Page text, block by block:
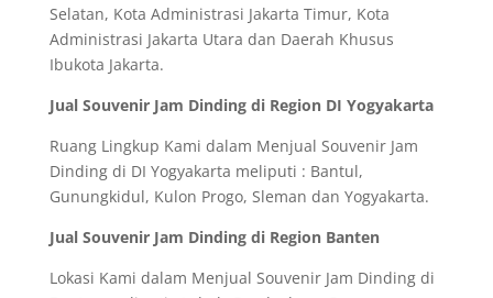
Selatan, Kota Administrasi Jakarta Timur, Kota
Administrasi Jakarta Utara dan Daerah Khusus
Ibukota Jakarta.
Jual Souvenir Jam Dinding di Region DI Yogyakarta
Ruang Lingkup Kami dalam Menjual Souvenir Jam
Dinding di DI Yogyakarta meliputi : Bantul,
Gunungkidul, Kulon Progo, Sleman dan Yogyakarta.
Jual Souvenir Jam Dinding di Region Banten
Lokasi Kami dalam Menjual Souvenir Jam Dinding di